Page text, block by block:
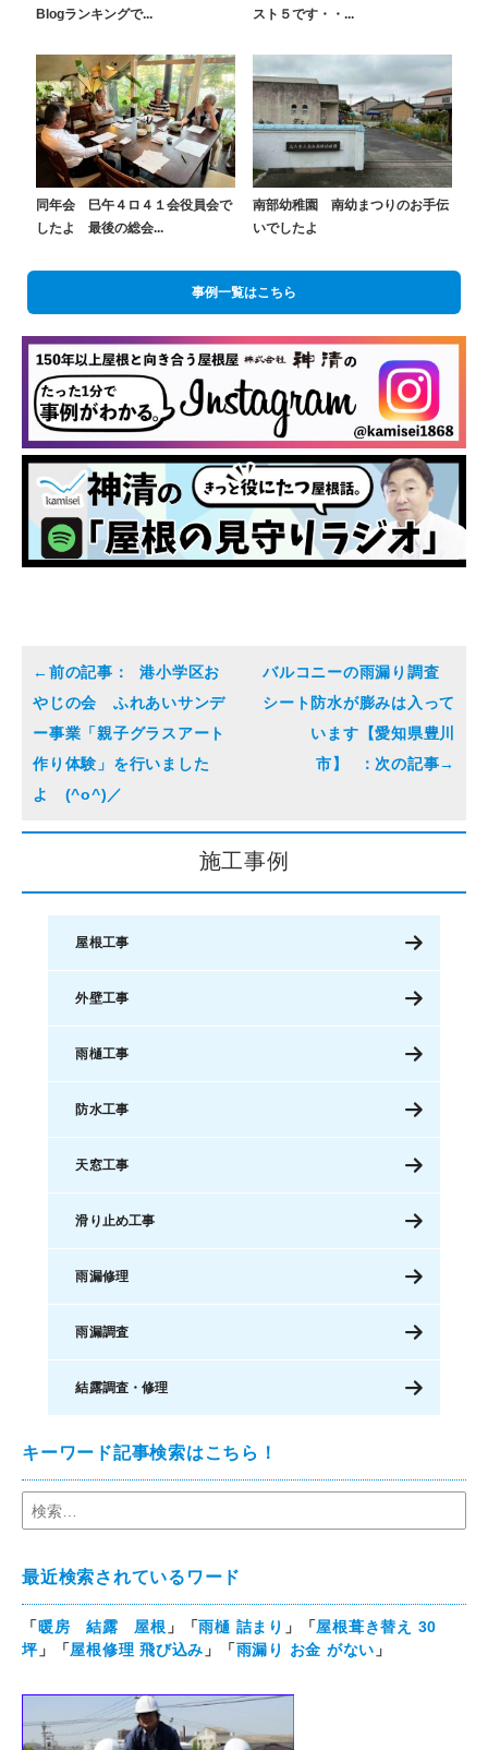
Blogランキングで...
スト５です・・...
同年会 巳午４ロ４１会役員会で
したよ 最後の総会...
南部幼稚園 南幼まつりのお手伝
いでしたよ
事例一覧はこちら
港小学区お
やじの会 ふれあいサンデ
ー事業「親子グラスアート
作り体験」を行いました
よ (^o^)／
バルコニーの雨漏り調査
シート防水が膨みは入って
います【愛知県豊川
市】
施工事例
屋根工事
外壁工事
雨樋工事
防水工事
天窓工事
滑り止め工事
雨漏修理
雨漏調査
結露調査・修理
キーワード記事検索はこちら！
最近検索されているワード
「暖房 結露 屋根 」「雨樋 詰まり 」「屋根葺き替え 30
坪」「屋根修理 飛び込み 」「雨漏り お金 がない 」